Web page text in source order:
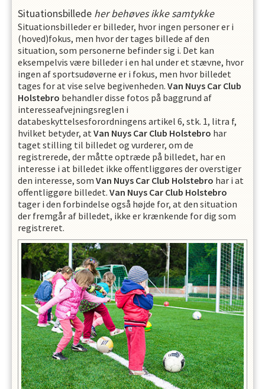
Situationsbillede her behøves ikke samtykke
Situationsbilleder er billeder, hvor ingen personer er i
(hoved)fokus, men hvor der tages billede af den
situation, som personerne befinder sig i. Det kan
eksempelvis være billeder i en hal under et stævne, hvor
ingen af sportsudøverne er i fokus, men hvor billedet
tages for at vise selve begivenheden. Van Nuys Car Club
Holstebro behandler disse fotos på baggrund af
interesseafvejningsreglen i
databeskyttelsesforordningens artikel 6, stk. 1, litra f,
hvilket betyder, atVan Nuys Car Club Holstebro har
taget stilling til billedet og vurderer, om de
registrerede, der måtte optræde på billedet, har en
interesse i at billedet ikke offentliggøres der overstiger
den interesse, somVan Nuys Car Club Holstebro har i at
offentliggøre billedet. Van Nuys Car Club Holstebro
tager i den forbindelse også højde for, at den situation
der fremgår af billedet, ikke er krænkende for dig som
registreret.